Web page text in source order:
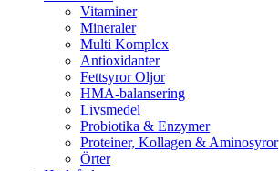
Vitaminer
Mineraler
Multi Komplex
Antioxidanter
Fettsyror Oljor
HMA-balansering
Livsmedel
Probiotika & Enzymer
Proteiner, Kollagen & Aminosyror
Örter